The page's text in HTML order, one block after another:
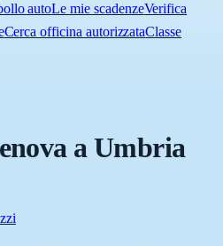
autoLe mie scadenzeVerifica
Cerca officina autorizzataClasse
a Umbria